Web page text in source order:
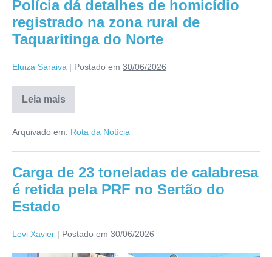
Polícia dá detalhes de homicídio
registrado na zona rural de
Taquaritinga do Norte
Eluiza Saraiva | Postado em 30/06/2026
Leia mais
Arquivado em: Rota da Notícia
Carga de 23 toneladas de calabresa
é retida pela PRF no Sertão do
Estado
Levi Xavier | Postado em 30/06/2026